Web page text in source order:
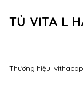
TỦ VITA L
Thương hiệu: